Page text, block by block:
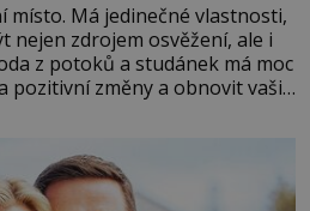
místo. Má jedinečné vlastnosti,
nejen zdrojem osvěžení, ale i
z potoků a studánek má moc
pozitivní změny a obnovit vaši
a přinést do svého života